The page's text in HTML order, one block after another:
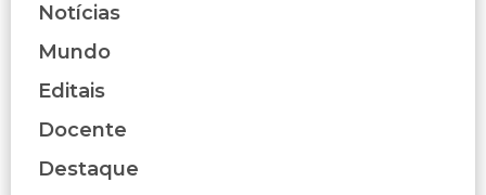
Notícias
Mundo
Editais
Docente
Destaque